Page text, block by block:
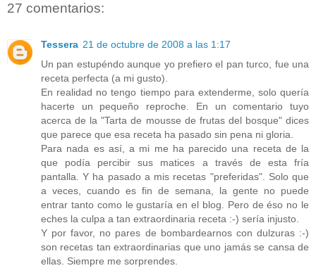
27 comentarios:
Tessera 21 de octubre de 2008 a las 1:17
Un pan estupéndo aunque yo prefiero el pan turco, fue una
receta perfecta (a mi gusto).
En realidad no tengo tiempo para extenderme, solo quería
hacerte un pequeño reproche. En un comentario tuyo
acerca de la "Tarta de mousse de frutas del bosque" dices
que parece que esa receta ha pasado sin pena ni gloria.
Para nada es así, a mi me ha parecido una receta de la
que podía percibir sus matices a través de esta fría
pantalla. Y ha pasado a mis recetas "preferidas". Solo que
a veces, cuando es fin de semana, la gente no puede
entrar tanto como le gustaría en el blog. Pero de éso no le
eches la culpa a tan extraordinaria receta :-) sería injusto.
Y por favor, no pares de bombardearnos con dulzuras :-)
son recetas tan extraordinarias que uno jamás se cansa de
ellas. Siempre me sorprendes.